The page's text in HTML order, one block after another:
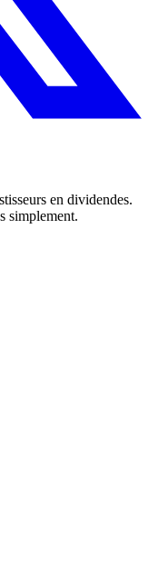
en dividendes.
simplement.